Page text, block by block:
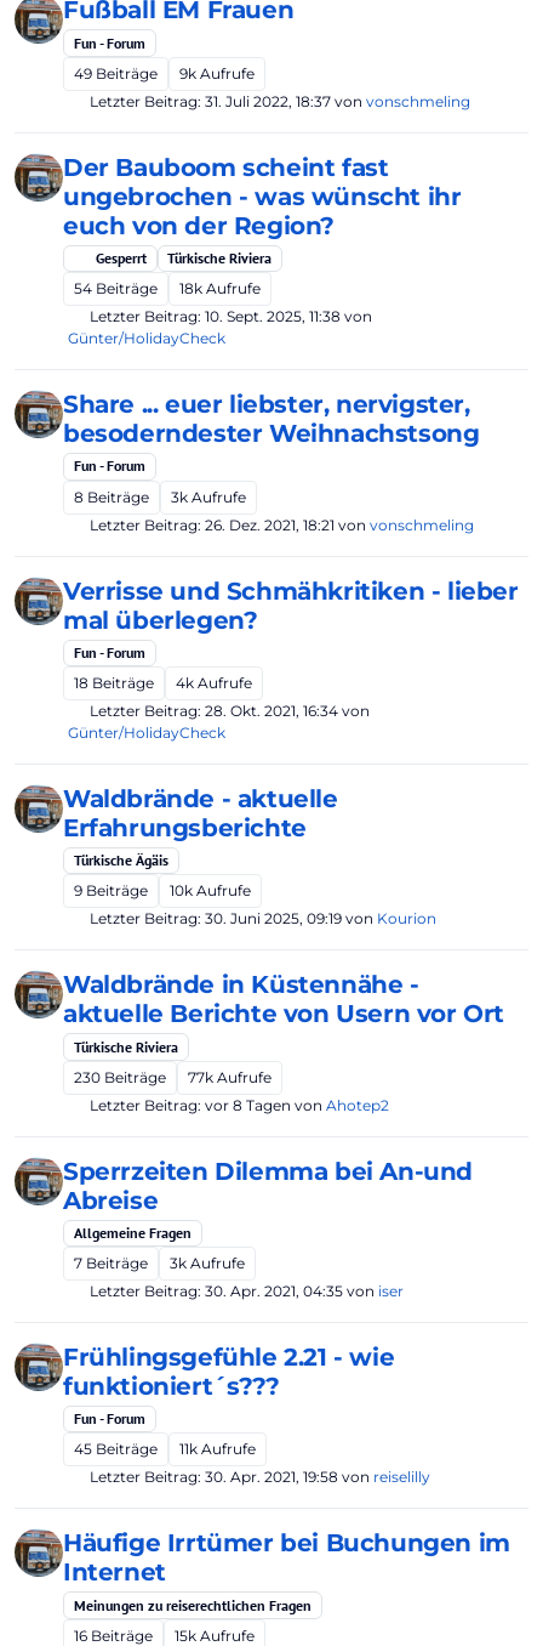
Fußball EM Frauen
Fun - Forum
49 Beiträge 9k Aufrufe
Letzter Beitrag: 31. Juli 2022, 18:37 von vonschmeling
Der Bauboom scheint fast
ungebrochen - was wünscht ihr
euch von der Region?
Gesperrt
Türkische Riviera
54 Beiträge 18k Aufrufe
Letzter Beitrag: 10. Sept. 2025, 11:38 von
Günter/HolidayCheck
Share ... euer liebster, nervigster,
besoderndester Weihnachstsong
Fun - Forum
8 Beiträge 3k Aufrufe
Letzter Beitrag: 26. Dez. 2021, 18:21 von vonschmeling
Verrisse und Schmähkritiken - lieber
mal überlegen?
Fun - Forum
18 Beiträge 4k Aufrufe
Letzter Beitrag: 28. Okt. 2021, 16:34 von
Günter/HolidayCheck
Waldbrände - aktuelle
Erfahrungsberichte
Türkische Ägäis
9 Beiträge 10k Aufrufe
Letzter Beitrag: 30. Juni 2025, 09:19 von Kourion
Waldbrände in Küstennähe -
aktuelle Berichte von Usern vor Ort
Türkische Riviera
230 Beiträge 77k Aufrufe
Letzter Beitrag: vor 8 Tagen von Ahotep2
Sperrzeiten Dilemma bei An-und
Abreise
Allgemeine Fragen
7 Beiträge 3k Aufrufe
Letzter Beitrag: 30. Apr. 2021, 04:35 von iser
Frühlingsgefühle 2.21 - wie
funktioniert´s???
Fun - Forum
45 Beiträge 11k Aufrufe
Letzter Beitrag: 30. Apr. 2021, 19:58 von reiselilly
Häufige Irrtümer bei Buchungen im
Internet
Meinungen zu reiserechtlichen Fragen
16 Beiträge 15k Aufrufe